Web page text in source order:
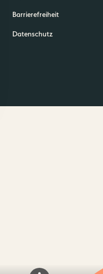
Barrierefreiheit
Datenschutz